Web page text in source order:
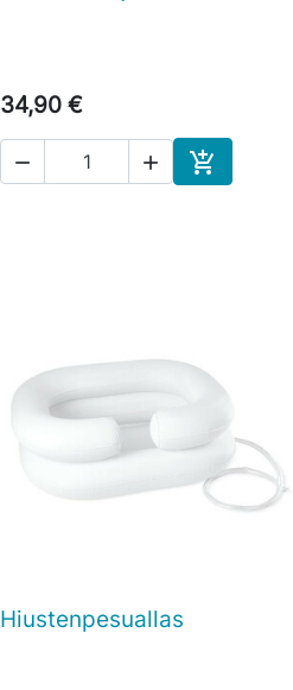
34,90 €
  
Ostoskoriin
 Pikakatselu
Hiustenpesuallas